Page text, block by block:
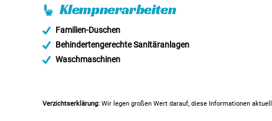
Klempnerarbeiten
Familien-Duschen
Behindertengerechte Sanitäranlagen
Waschmaschinen
Verzichtserklärung: Wir legen großen Wert darauf, diese Informationen